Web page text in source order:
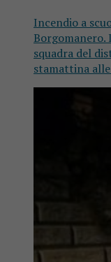
Incendio a
Borgomanero.
squadra del
stamattina